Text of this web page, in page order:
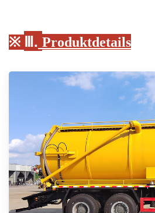
※ Ⅲ. Produktdetails